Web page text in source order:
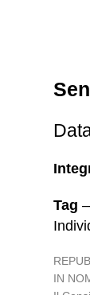
Tag
IN